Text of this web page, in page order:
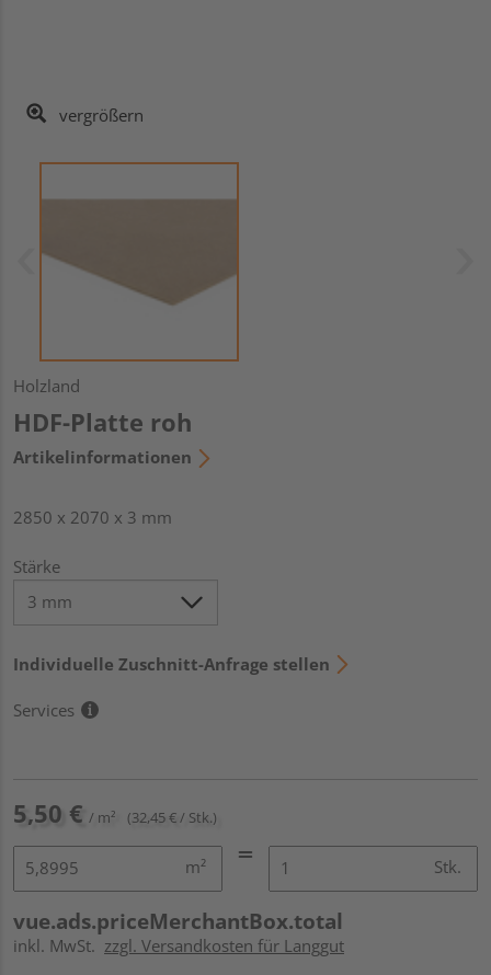
vergrößern
Holzland
HDF-Platte roh
Artikelinformationen
2850 x 2070 x 3 mm
Stärke
Individuelle Zuschnitt-Anfrage stellen
Services
5,50 € / m² (32,45 € / Stk.)
m² Stk.
vue.ads.priceMerchantBox.total
inkl. MwSt. zzgl. Versandkosten für Langgut